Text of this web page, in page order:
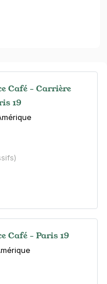
Café - Carrière
19
Café - Paris 19